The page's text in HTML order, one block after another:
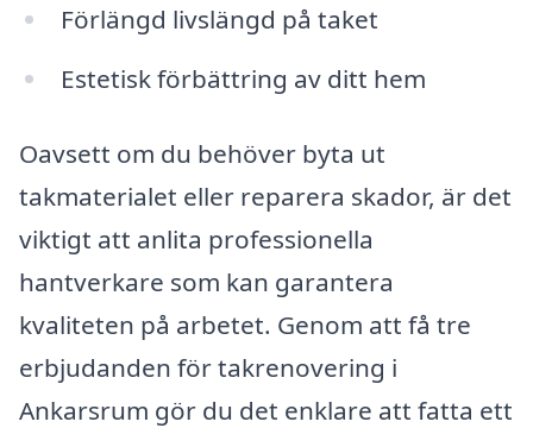
Förlängd livslängd på taket
Estetisk förbättring av ditt hem
Oavsett om du behöver byta ut
takmaterialet eller reparera skador, är det
viktigt att anlita professionella
hantverkare som kan garantera
kvaliteten på arbetet. Genom att få tre
erbjudanden för takrenovering i
Ankarsrum gör du det enklare att fatta ett